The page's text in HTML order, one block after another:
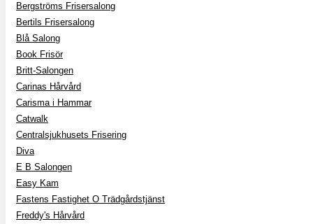
Bergströms Frisersalong
Bertils Frisersalong
Blå Salong
Book Frisör
Britt-Salongen
Carinas Hårvård
Carisma i Hammar
Catwalk
Centralsjukhusets Frisering
Diva
E B Salongen
Easy Kam
Fastens Fastighet O Trädgårdstjänst
Freddy's Hårvård